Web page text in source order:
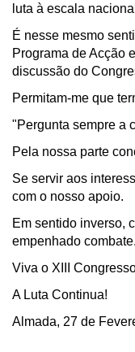
luta à escala
É nesse mesmo
Programa de Acção
discussão do
Permitam-me que
"Pergunta sempre a
Pela nossa parte
Se servir aos
com o nosso apoio.
Em sentido inverso,
empenhado combate.
Viva o XIII
A Luta Continua!
Almada, 27 de